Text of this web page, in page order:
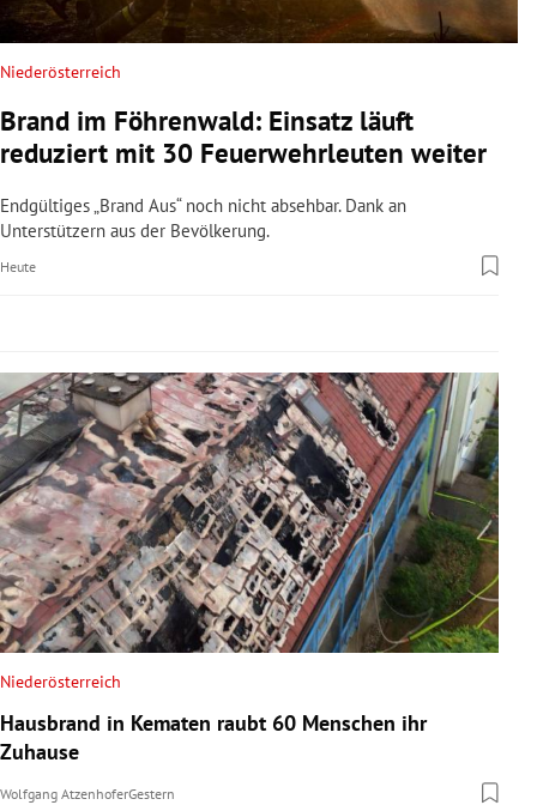
Untermenü
Untermenü
Untermenü
Untermenü
Untermenü
Untermenü
Untermenü
Niederösterreich
Brand im Föhrenwald: Einsatz läuft
reduziert mit 30 Feuerwehrleuten weiter
Endgültiges „Brand Aus“ noch nicht absehbar. Dank an
Unterstützern aus der Bevölkerung.
Heute
Niederösterreich
Hausbrand in Kematen raubt 60 Menschen ihr
Zuhause
Wolfgang AtzenhoferGestern